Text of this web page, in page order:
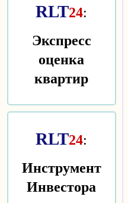
RLT24:
Экспресс
оценка
квартир
RLT24:
Инструмент
Инвестора